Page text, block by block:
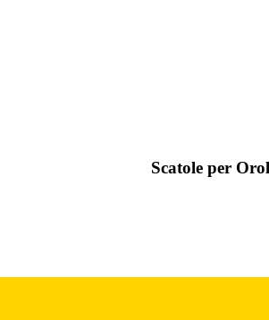
Scatole per